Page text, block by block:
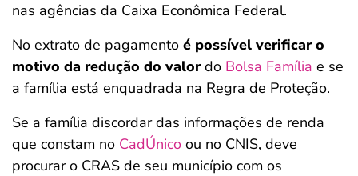
nas agências da Caixa Econômica Federal.
No extrato de pagamento é possível verificar o
motivo da redução do valordo Bolsa Família e se
a família está enquadrada na Regra de Proteção.
Se a família discordar das informações de renda
que constam no CadÚnico ou no CNIS, deve
procurar o CRAS de seu município com os